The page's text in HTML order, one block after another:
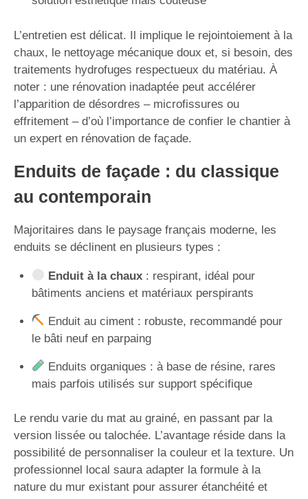
L’entretien est délicat. Il implique le rejointoiement à la
chaux, le nettoyage mécanique doux et, si besoin, des
traitements hydrofuges respectueux du matériau. À
noter : une rénovation inadaptée peut accélérer
l’apparition de désordres – microfissures ou
effritement – d’où l’importance de confier le chantier à
un expert en rénovation de façade.
Enduits de façade : du classique
au contemporain
Majoritaires dans le paysage français moderne, les
enduits se déclinent en plusieurs types :
Enduit à la chaux: respirant, idéal pour
bâtiments anciens et matériaux perspirants
Enduit au ciment : robuste, recommandé pour
le bâti neuf en parpaing
Enduits organiques : à base de résine, rares
mais parfois utilisés sur support spécifique
Le rendu varie du mat au grainé, en passant par la
version lissée ou talochée. L’avantage réside dans la
possibilité de personnaliser la couleur et la texture. Un
professionnel local saura adapter la formule à la
nature du mur existant pour assurer étanchéité et